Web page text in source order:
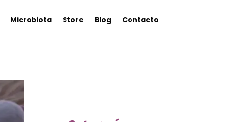
Microbiota Store Blog Contacto